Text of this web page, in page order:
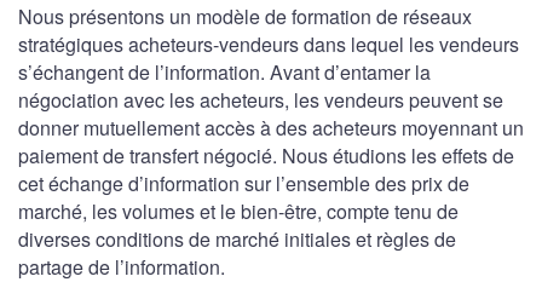
Nous présentons un modèle de formation de réseaux
stratégiques acheteurs-vendeurs dans lequel les vendeurs
s’échangent de l’information. Avant d’entamer la
négociation avec les acheteurs, les vendeurs peuvent se
donner mutuellement accès à des acheteurs moyennant un
paiement de transfert négocié. Nous étudions les effets de
cet échange d’information sur l’ensemble des prix de
marché, les volumes et le bien-être, compte tenu de
diverses conditions de marché initiales et règles de
partage de l’information.